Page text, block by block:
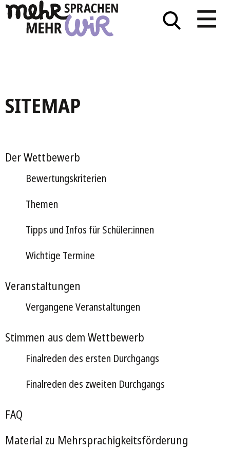
SITEMAP
Der Wettbewerb
Bewertungskriterien
Themen
Tipps und Infos für Schüler:innen
Wichtige Termine
Veranstaltungen
Vergangene Veranstaltungen
Stimmen aus dem Wettbewerb
Finalreden des ersten Durchgangs
Finalreden des zweiten Durchgangs
FAQ
Material zu Mehrsprachigkeitsförderung